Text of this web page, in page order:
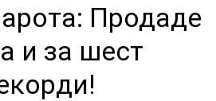
Продаде
и за шест